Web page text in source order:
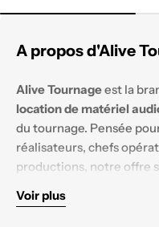
A propos d'Alive
Alive Tournageest la
location de matériel
du tournage. Pensée
réalisateurs, chefs
productions, notre offre
renouvelé.
Nous mettons à
Voir plus